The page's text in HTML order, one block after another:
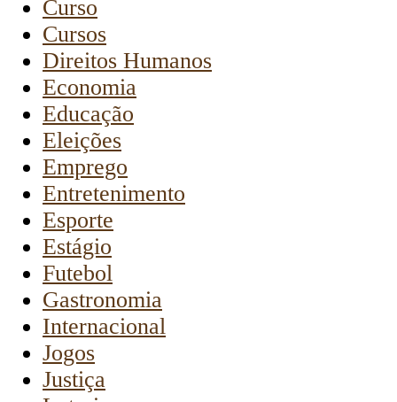
Curso
Cursos
Direitos Humanos
Economia
Educação
Eleições
Emprego
Entretenimento
Esporte
Estágio
Futebol
Gastronomia
Internacional
Jogos
Justiça